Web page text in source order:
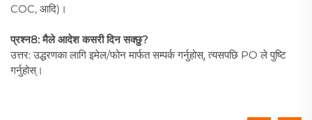
COC, आदि)।
प्रश्न8: मैले आदेश कसरी दिन सक्छु?
उत्तर: उद्धरणका लागि इमेल/फोन मार्फत सम्पर्क गर्नुहोस्, त्यसपछि PO ले पुष्टि
गर्नुहोस्।